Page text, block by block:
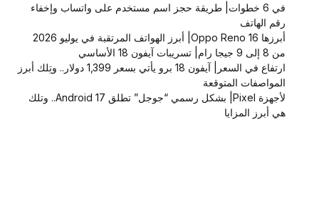
في 6 خطوات| طريقة حجز اسم مستخدم على واتساب وإخفاء
رقم الهاتف
أبرزها Oppo Reno 16| أبرز الهواتف المرتقبة في يوليو 2026
من 8 إلى 9 جيجا رام| تسريبات آيفون 18 الأساسي
ارتفاع في السعر| آيفون 18 برو يأتي بسعر 1,399 دولار.. وتِلك أبرز
المواصفات المتوقعة
لأجهزة Pixel| بشكل رسمي “جوجل” تطلق Android 17.. وتلك
هي أبرز المزايا